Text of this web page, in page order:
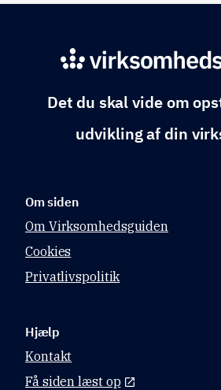
Det du skal vide om
udvikling af din
Om siden
Om Virksomhedsguiden
Cookies
Privatlivspolitik
Hjælp
Kontakt
Få siden læst op